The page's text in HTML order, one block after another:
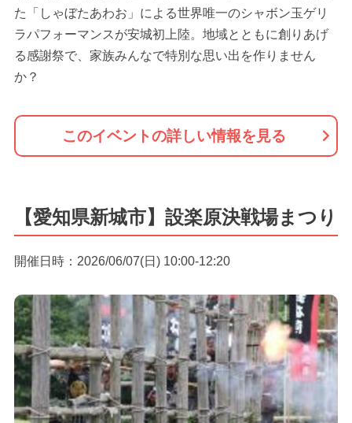
た「しゃぼたあわお」による世界唯一のシャボン玉ゲリ
ラパフォーマンスが安城初上陸。地域とともに創りあげ
る感謝祭で、家族みんなで特別な思い出を作りません
か？
このイベントの詳しい情報を見る
【愛知県新城市】設楽原決戦場まつり
開催日時：2026/06/07(日) 10:00-12:20